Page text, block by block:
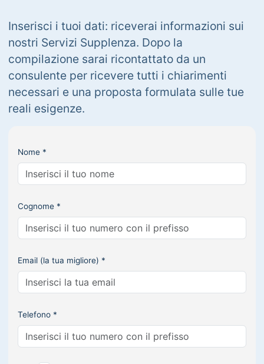
Inserisci i tuoi dati: riceverai informazioni sui
nostri Servizi Supplenza. Dopo la
compilazione sarai ricontattato da un
consulente per ricevere tutti i chiarimenti
necessari e una proposta formulata sulle tue
reali esigenze.
Nome *
Cognome *
Email (la tua migliore) *
Telefono *